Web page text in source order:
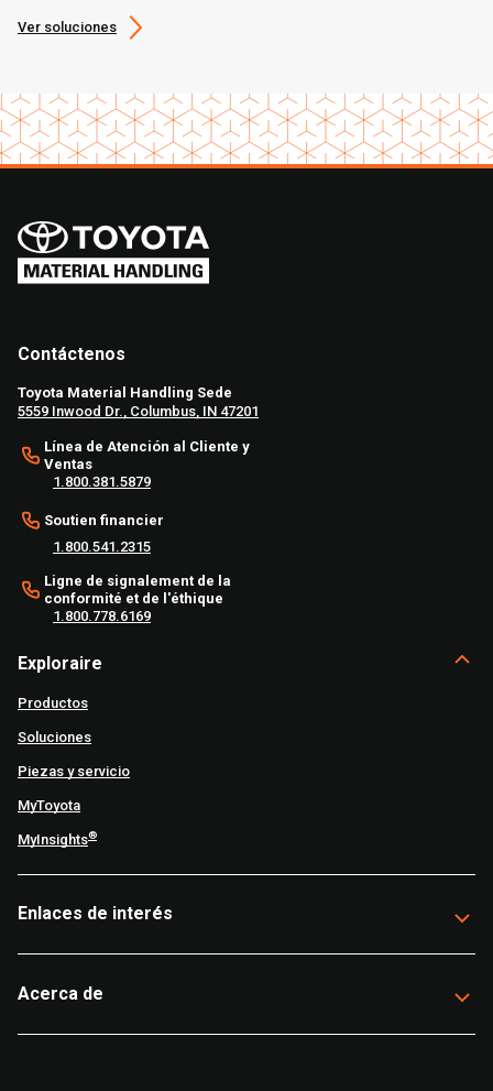
Ver soluciones
Contáctenos
Toyota Material Handling Sede
5559 Inwood Dr., Columbus, IN 47201
Línea de Atención al Cliente y
Ventas
1.800.381.5879
Soutien financier
1.800.541.2315
Ligne de signalement de la
conformité et de l'éthique
1.800.778.6169
Exploraire
Productos
Soluciones
Piezas y servicio
MyToyota
MyInsights®
Enlaces de interés
Acerca de